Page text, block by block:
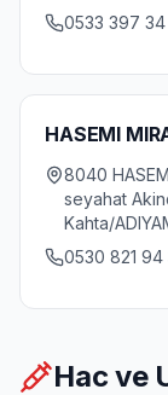
0533 397
HASEMI
8040
seyahat
Kahta/
0530 821 94
Hac ve